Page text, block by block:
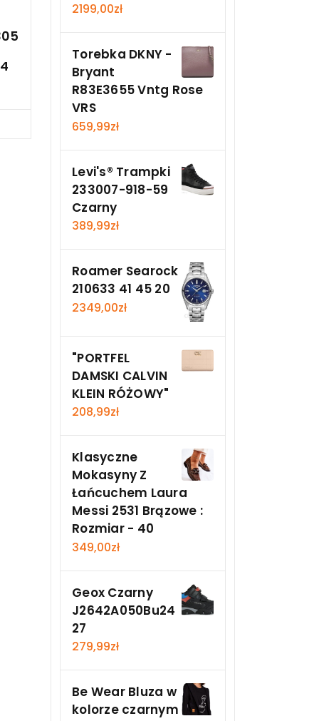
2199,00zł
Torebka DKNY -
Bryant
R83E3655 Vntg Rose
VRS
659,99zł
Levi's® Trampki
233007-918-59
Czarny
389,99zł
Roamer Searock
210633 41 45 20
2349,00zł
"PORTFEL
DAMSKI CALVIN
KLEIN RÓŻOWY"
208,99zł
Klasyczne
Mokasyny Z
Łańcuchem Laura
Messi 2531 Brązowe :
Rozmiar - 40
349,00zł
Geox Czarny
J2642A050Bu24
27
279,99zł
Be Wear Bluza w
kolorze czarnym